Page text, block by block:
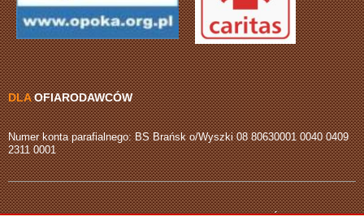
DLAOFIARODAWCÓW
Numer konta parafialnego: BS Brańsk o/Wyszki 08 80630001 0040 0409
2311 0001